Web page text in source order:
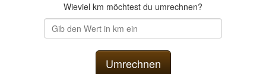
Wieviel km möchtest du umrechnen?